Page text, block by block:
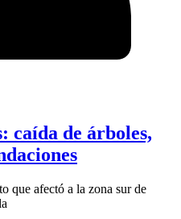
caída de árboles,
que afectó a la zona sur de